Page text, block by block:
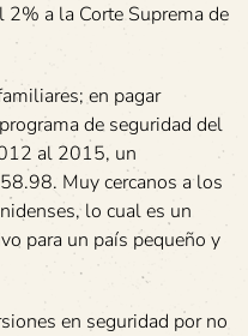
2% a la Corte Suprema de
en pagar
de seguridad del
al 2015, un
Muy cercanos a los
lo cual es un
para un país pequeño y
en seguridad por no